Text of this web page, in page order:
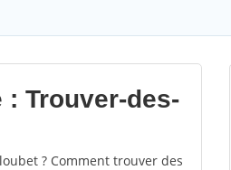
Trouver-des-
? Comment trouver des